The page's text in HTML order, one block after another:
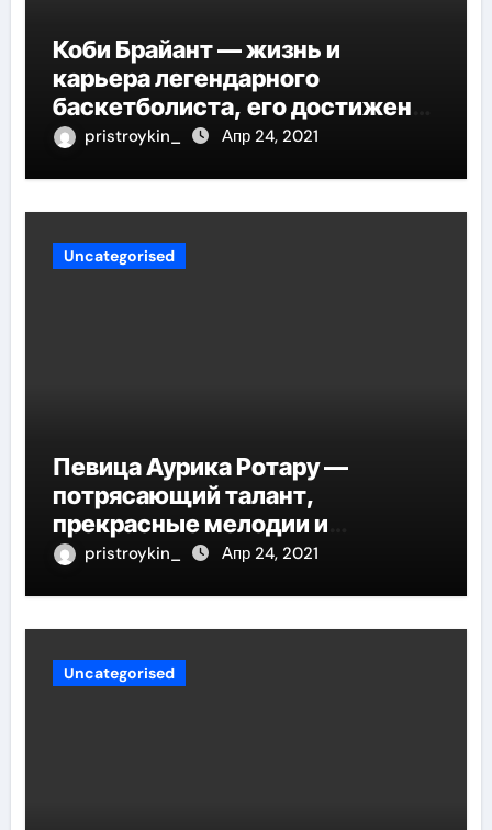
Коби Брайант — жизнь и
карьера легендарного
баскетболиста, его достижения
и наследие
pristroykin_ Апр 24, 2021
Uncategorised
Певица Аурика Ротару —
потрясающий талант,
прекрасные мелодии и
интересные моменты из её
pristroykin_ Апр 24, 2021
Uncategorised